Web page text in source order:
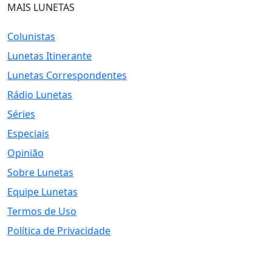
MAIS LUNETAS
Colunistas
Lunetas Itinerante
Lunetas Correspondentes
Rádio Lunetas
Séries
Especiais
Opinião
Sobre Lunetas
Equipe Lunetas
Termos de Uso
Política de Privacidade